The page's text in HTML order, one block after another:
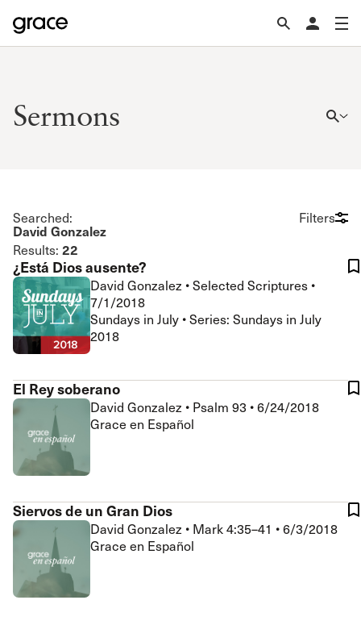
Sermons
Searched:
David Gonzalez
Results: 22
Filters
¿Está Dios ausente?
David Gonzalez •Selected Scriptures •
7/1/2018
Sundays in July • Series: Sundays in July
2018
El Rey soberano
David Gonzalez • Psalm 93 •6/24/2018
Grace en Español
Siervos de un Gran Dios
David Gonzalez • Mark 4:35–41 •6/3/2018
Grace en Español